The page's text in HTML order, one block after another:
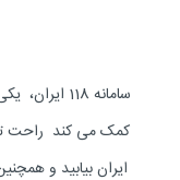
سامانه 118
کمک می کند راحت
ایران بیابید و